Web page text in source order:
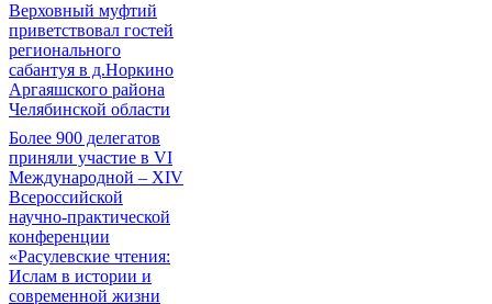
Верховный муфтий
приветствовал гостей
регионального
сабантуя в д.Норкино
Аргаяшского района
Челябинской области
Более 900 делегатов
приняли участие в VI
Международной – ХIV
Всероссийской
научно-практической
конференции
«Расулевские чтения:
Ислам в истории и
современной жизни